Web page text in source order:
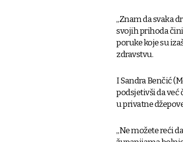
„Znam da svaka
svojih prihoda
poruke koje su
zdravstvu.
I Sandra Benčić
podsjetivši da
u privatne
„Ne možete reći